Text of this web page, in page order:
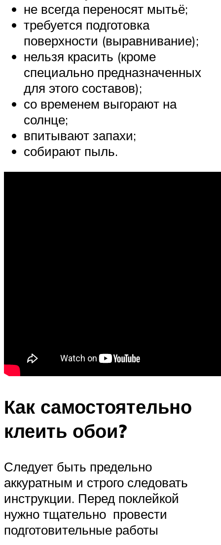
не всегда переносят мытьё;
требуется подготовка
поверхности (выравнивание);
нельзя красить (кроме
специально предназначенных
для этого составов);
со временем выгорают на
солнце;
впитывают запахи;
собирают пыль.
Как самостоятельно
клеить обои?
Следует быть предельно
аккуратным и строго следовать
инструкции. Перед поклейкой
нужно тщательно провести
подготовительные работы